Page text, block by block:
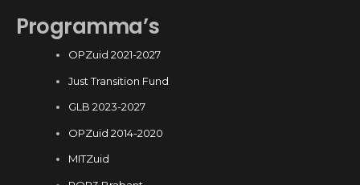
Programma’s
OPZuid 2021-2027
Just Transition Fund
GLB 2023-2027
OPZuid 2014-2020
MITZuid